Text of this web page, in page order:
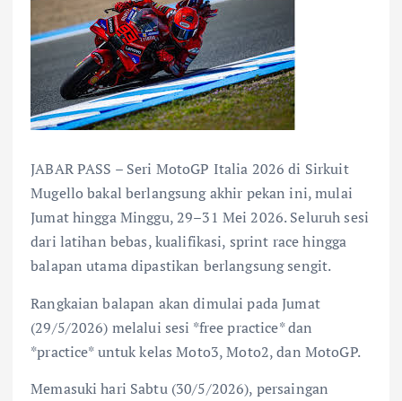
JABAR PASS – Seri MotoGP Italia 2026 di Sirkuit
Mugello bakal berlangsung akhir pekan ini, mulai
Jumat hingga Minggu, 29–31 Mei 2026. Seluruh sesi
dari latihan bebas, kualifikasi, sprint race hingga
balapan utama dipastikan berlangsung sengit.
Rangkaian balapan akan dimulai pada Jumat
(29/5/2026) melalui sesi *free practice* dan
*practice* untuk kelas Moto3, Moto2, dan MotoGP.
Memasuki hari Sabtu (30/5/2026), persaingan